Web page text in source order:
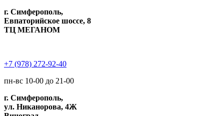
г. Симферополь,
Евпаторийское шоссе, 8
ТЦ МЕГАНОМ
+7 (978) 272-92-40
пн-вс 10-00 до 21-00
г. Симферополь,
ул. Никанорова, 4Ж